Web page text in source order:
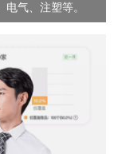
气、注塑等。